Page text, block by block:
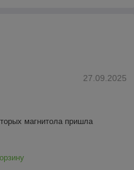
27.09.2025
магнитола пришла